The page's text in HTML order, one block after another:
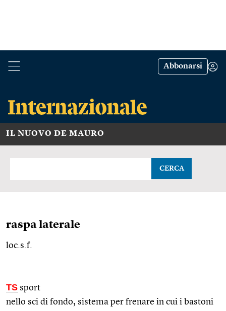
Abbonarsi
IL NUOVO DE MAURO
CERCA
raspa laterale
loc.s.f.
TS sport
nello sci di fondo, sistema per frenare in cui i bastoni